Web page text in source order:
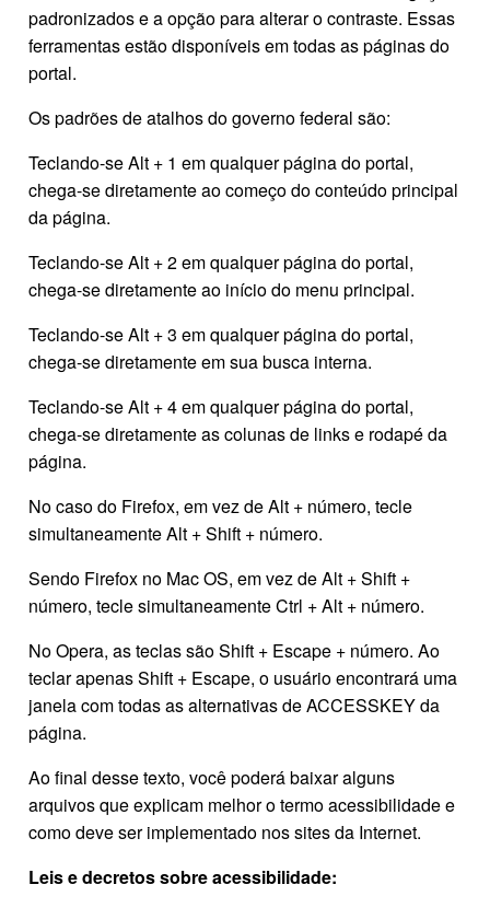
padronizados e a opção para alterar o contraste. Essas
ferramentas estão disponíveis em todas as páginas do
portal.
Os padrões de atalhos do governo federal são:
Teclando-se Alt + 1 em qualquer página do portal,
chega-se diretamente ao começo do conteúdo principal
da página.
Teclando-se Alt + 2 em qualquer página do portal,
chega-se diretamente ao início do menu principal.
Teclando-se Alt + 3 em qualquer página do portal,
chega-se diretamente em sua busca interna.
Teclando-se Alt + 4 em qualquer página do portal,
chega-se diretamente as colunas de links e rodapé da
página.
No caso do Firefox, em vez de Alt + número, tecle
simultaneamente Alt + Shift + número.
Sendo Firefox no Mac OS, em vez de Alt + Shift +
número, tecle simultaneamente Ctrl + Alt + número.
No Opera, as teclas são Shift + Escape + número. Ao
teclar apenas Shift + Escape, o usuário encontrará uma
janela com todas as alternativas de ACCESSKEY da
página.
Ao final desse texto, você poderá baixar alguns
arquivos que explicam melhor o termo acessibilidade e
como deve ser implementado nos sites da Internet.
Leis e decretos sobre acessibilidade: